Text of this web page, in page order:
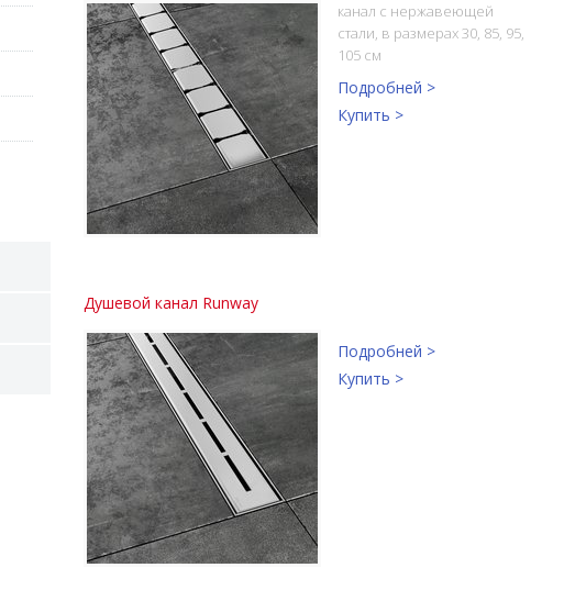
канал с нержавеющей
стали, в размерах 30, 85, 95,
105 см
Подробней >
Купить >
Душевой канал Runway
Подробней >
Купить >